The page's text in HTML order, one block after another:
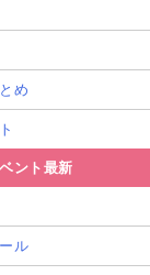
め
ント最新
ル